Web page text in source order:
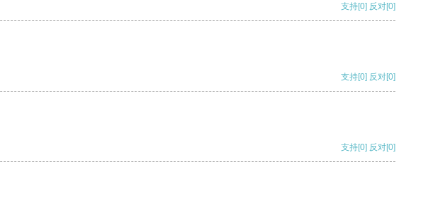
支持[0] 反对[0]
支持[0] 反对[0]
支持[0] 反对[0]